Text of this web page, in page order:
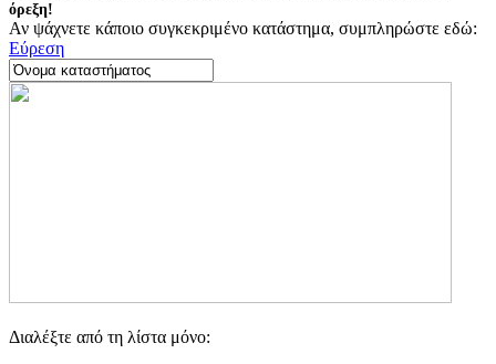
όρεξη!
Αν ψάχνετε κάποιο συγκεκριμένο κατάστημα, συμπληρώστε εδώ:
Εύρεση
Διαλέξτε από τη λίστα μόνο: